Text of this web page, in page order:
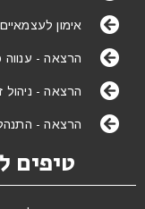
אימון לעצמאיים
הרצאה -
הרצאה - ניהול
הרצאה -
טיפים